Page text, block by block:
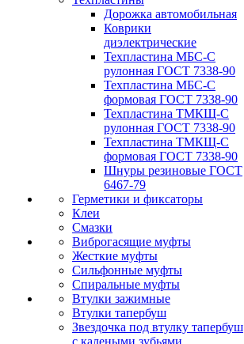
Дорожка автомобильная
Коврики
диэлектрические
Техпластина МБС-С
рулонная ГОСТ 7338-90
Техпластина МБС-С
формовая ГОСТ 7338-90
Техпластина ТМКЩ-С
рулонная ГОСТ 7338-90
Техпластина ТМКЩ-С
формовая ГОСТ 7338-90
Шнуры резиновые ГОСТ
6467-79
Герметики и фиксаторы
Клеи
Смазки
Виброгасящие муфты
Жесткие муфты
Сильфонные муфты
Спиральные муфты
Втулки зажимные
Втулки тапербуш
Звездочка под втулку тапербуш
c калеными зубьями